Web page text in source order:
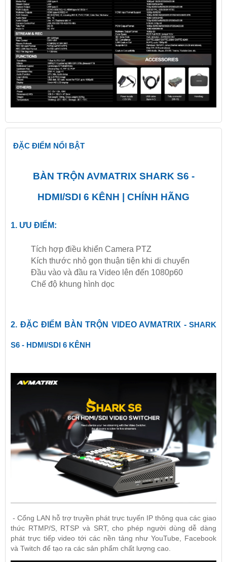
ĐẶC ĐIỂM NỔI BẬT
BÀN TRỘN AVMATRIX SHARK S6 -
HDMI/SDI 6 KÊNH | CHÍNH HÃNG
1. ƯU ĐIỂM:
Tích hợp điều khiển Camera PTZ
Kích thước nhỏ gọn thuận tiện khi di chuyển
Đầu vào và đầu ra Video lên đến 1080p60
Chế độ khung hình dọc
2. ĐẶC ĐIỂM BÀN TRỘN VIDEO AVMATRIX - SHARK
S6 - HDMI/SDI 6 KÊNH
- Cổng LAN hỗ trợ truyền phát trực tuyến IP thông qua các giao
thức RTMP/S, RTSP và SRT, cho phép người dùng dễ dàng
phát trực tiếp video tới các nền tảng như YouTube, Facebook
và Twitch để tạo ra các sản phẩm chất lượng cao.